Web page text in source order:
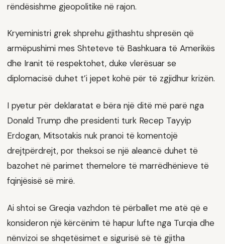
rëndësishme gjeopolitike në rajon.
Kryeministri grek shprehu gjithashtu shpresën që
armëpushimi mes Shteteve të Bashkuara të Amerikës
dhe Iranit të respektohet, duke vlerësuar se
diplomacisë duhet t’i jepet kohë për të zgjidhur krizën.
I pyetur për deklaratat e bëra një ditë më parë nga
Donald Trump dhe presidenti turk Recep Tayyip
Erdogan, Mitsotakis nuk pranoi të komentojë
drejtpërdrejt, por theksoi se një aleancë duhet të
bazohet në parimet themelore të marrëdhënieve të
fqinjësisë së mirë.
Ai shtoi se Greqia vazhdon të përballet me atë që e
konsideron një kërcënim të hapur lufte nga Turqia dhe
nënvizoi se shqetësimet e sigurisë së të gjitha